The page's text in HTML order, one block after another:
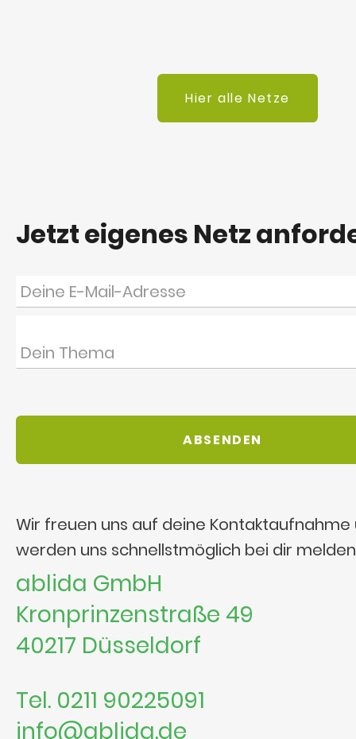
Hier alle Netze
Jetzt eigenes Netz
Wir freuen uns auf deine Kontaktaufnahme
werden uns schnellstmöglich bei dir
ablida GmbH
Kronprinzenstraße 49
40217 Düsseldorf
Tel. 0211 90225091
info@ablida.de